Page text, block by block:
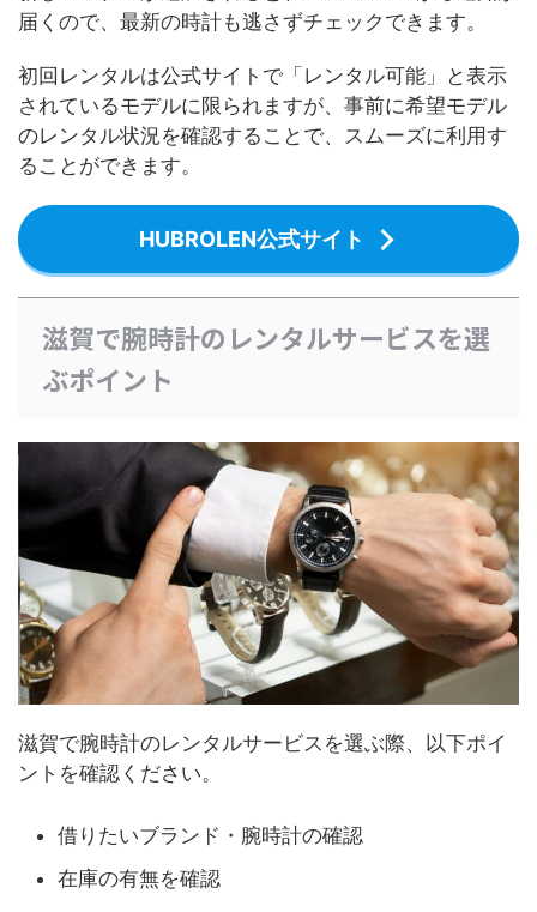
届くので、最新の時計も逃さずチェックできます。
初回レンタルは公式サイトで「レンタル可能」と表示
されているモデルに限られますが、事前に希望モデル
のレンタル状況を確認することで、スムーズに利用す
ることができます。
HUBROLEN公式サイト
滋賀で腕時計のレンタルサービスを選
ぶポイント
滋賀で腕時計のレンタルサービスを選ぶ際、以下ポイ
ントを確認ください。
借りたいブランド・腕時計の確認
在庫の有無を確認